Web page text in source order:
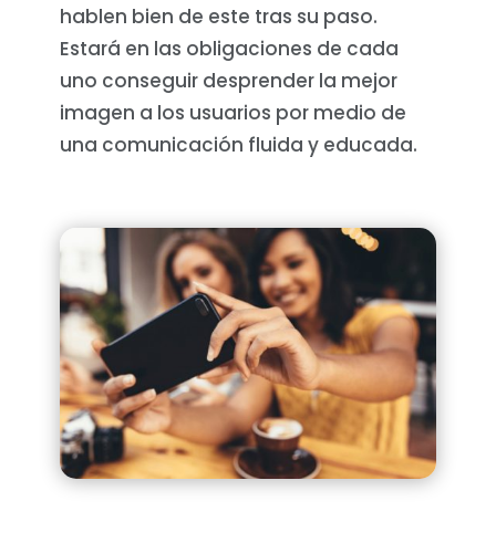
hablen bien de este tras su paso.
Estará en las obligaciones de cada
uno conseguir desprender la mejor
imagen a los usuarios por medio de
una comunicación fluida y educada.